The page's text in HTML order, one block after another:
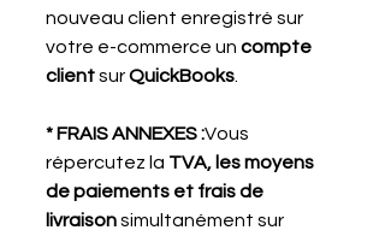
nouveau client enregistré sur
votre e-commerce un compte
client sur QuickBooks
* FRAIS ANNEXES :Vous
répercutez la TVA, les moyens
de paiements et frais de
livraison simultanément sur